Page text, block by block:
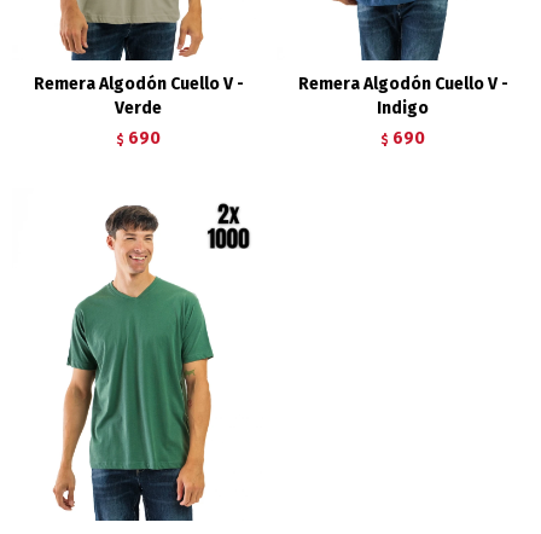
Remera Algodón Cuello V -
Verde
$ 690
Remera Algodón Cuello V -
Indigo
$ 690